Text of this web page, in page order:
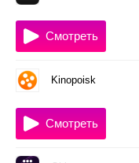
Смотреть
Kinopoisk
Смотреть